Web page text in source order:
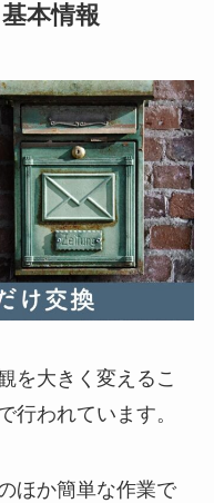
本情報
を大きく変えるこ
行われています。
ほか簡単な作業で